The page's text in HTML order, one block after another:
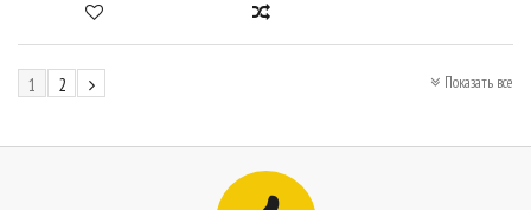
Показать все
1 2